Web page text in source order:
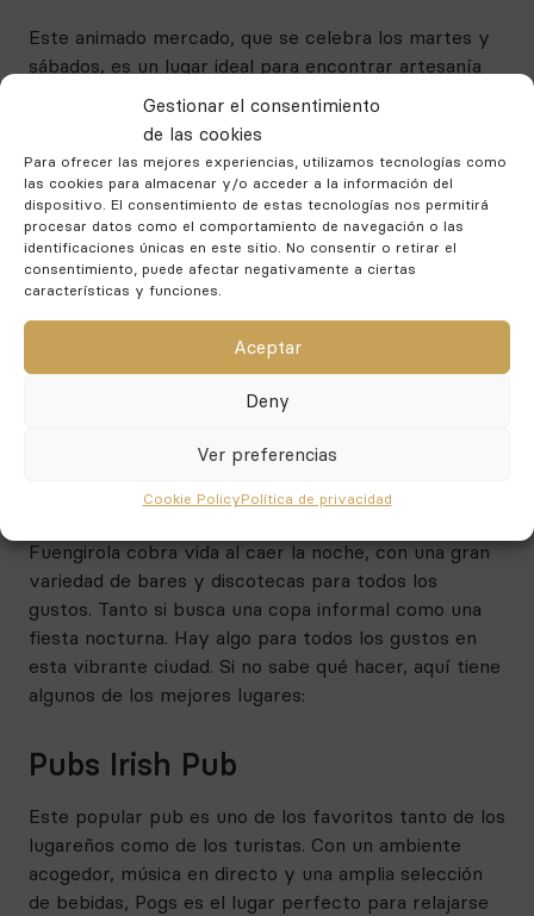
Gestionar el consentimiento
de las cookies
Para ofrecer las mejores experiencias, utilizamos tecnologías como
las cookies para almacenar y/o acceder a la información del
dispositivo. El consentimiento de estas tecnologías nos permitirá
procesar datos como el comportamiento de navegación o las
identificaciones únicas en este sitio. No consentir o retirar el
consentimiento, puede afectar negativamente a ciertas
características y funciones.
Aceptar
Deny
Ver preferencias
Cookie PolicyPolítica de privacidad
Este animado mercado, que se celebra los martes y
sábados, es un lugar ideal para encontrar artesanía
local, recuerdos y productos frescos. El mercado se
extiende a lo largo de varias manzanas y atrae tanto
a turistas como a lugareños.
Tanto si le interesa la historia, la naturaleza o ir de
compras. Fuengirola tiene un montón de atracciones
para mantenerle entretenido y puede alquilar un
coche enAlquiler de coches Torremolinos
durante su visita para conocer la cultura y el
patrimonio únicos de la ciudad.
Qué hacer en Fuengirola
Vida nocturna
Fuengirola cobra vida al caer la noche, con una gran
variedad de bares y discotecas para todos los
gustos. Tanto si busca una copa informal como una
fiesta nocturna. Hay algo para todos los gustos en
esta vibrante ciudad. Si no sabe qué hacer, aquí tiene
algunos de los mejores lugares:
Pubs Irish Pub
Este popular pub es uno de los favoritos tanto de los
lugareños como de los turistas. Con un ambiente
acogedor, música en directo y una amplia selección
de bebidas, Pogs es el lugar perfecto para relajarse